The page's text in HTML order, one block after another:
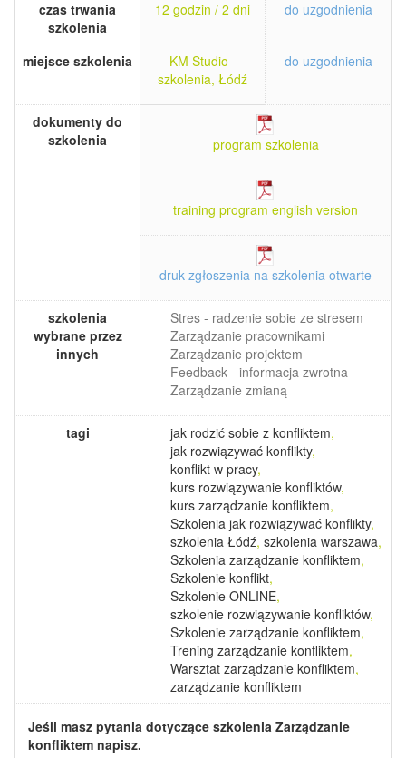
czas trwania
szkolenia
12 godzin / 2 dni do uzgodnienia
miejsce szkolenia
KM Studio -
szkolenia, Łódź
do uzgodnienia
dokumenty do
szkolenia
program szkolenia
training program english version
druk zgłoszenia na szkolenia otwarte
szkolenia
wybrane przez
innych
Stres - radzenie sobie ze stresem
Zarządzanie pracownikami
Zarządzanie projektem
Feedback - informacja zwrotna
Zarządzanie zmianą
tagi jak rodzić sobie z konfliktem,
jak rozwiązywać konflikty,
konflikt w pracy,
kurs rozwiązywanie konfliktów,
kurs zarządzanie konfliktem,
Szkolenia jak rozwiązywać konflikty,
szkolenia Łódź, szkolenia warszawa,
Szkolenia zarządzanie konfliktem,
Szkolenie konflikt,
Szkolenie ONLINE,
szkolenie rozwiązywanie konfliktów,
Szkolenie zarządzanie konfliktem,
Trening zarządzanie konfliktem,
Warsztat zarządzanie konfliktem,
zarządzanie konfliktem
Jeśli masz pytania dotyczące szkolenia Zarządzanie
konfliktem napisz.